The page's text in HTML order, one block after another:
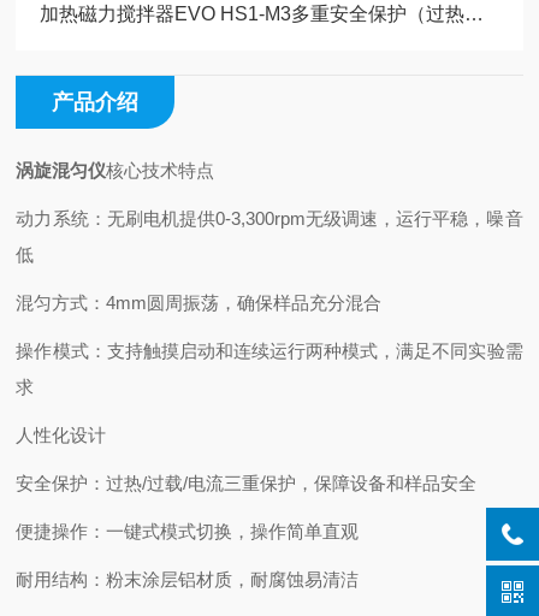
加热磁力搅拌器EVO HS1-M3多重安全保护（过热、过载、过流）机制的全系标配分析
产品介绍
涡旋混匀仪核心技术特点
动力系统：无刷电机提供0-3,300rpm无级调速，运行平稳，噪音
低
混匀方式：4mm圆周振荡，确保样品充分混合
操作模式：支持触摸启动和连续运行两种模式，满足不同实验需
求
人性化设计
安全保护：过热/过载/电流三重保护，保障设备和样品安全
便捷操作：一键式模式切换，操作简单直观
耐用结构：粉末涂层铝材质，耐腐蚀易清洁